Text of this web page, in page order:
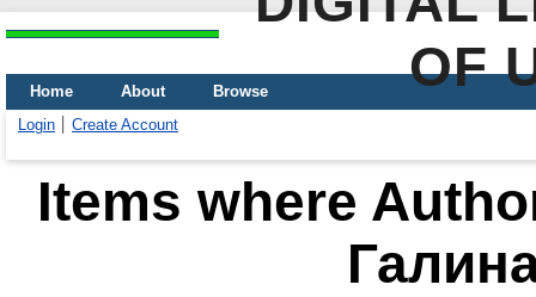
OF
Home About
Browse
Login
Create Account
Items where